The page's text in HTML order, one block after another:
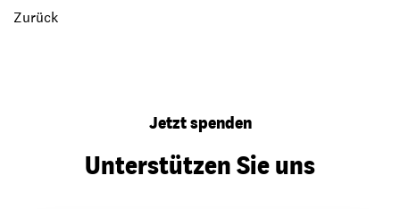
Zurück
Jetzt spenden
Unterstützen Sie uns